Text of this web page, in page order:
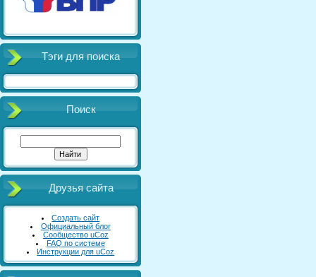
Тэги для поиска
Поиск
Друзья сайта
Создать сайт
Официальный блог
Сообщество uCoz
FAQ по системе
Инструкции для uCoz